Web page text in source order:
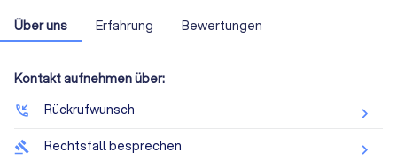
Über uns Erfahrung Bewertungen
Kontakt aufnehmen über:
phone_callback Rückrufwunsch
gavel Rechtsfall besprechen